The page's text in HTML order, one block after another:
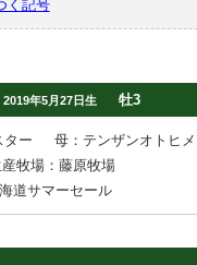
く記号
2019年5月27日生 牡3
ター
母：テンザンオトヒメ
牧場：藤原牧場
道サマーセール